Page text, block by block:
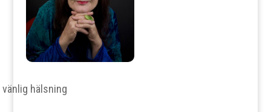
vänlig hälsning